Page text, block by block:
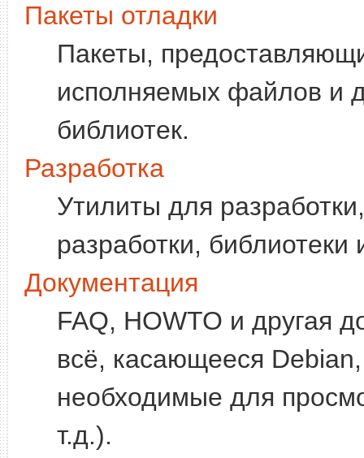
Пакеты отладки
Пакеты,
исполняемых файлов и
библиотек.
Разработка
Утилиты для
разработки, библиотеки
Документация
FAQ, HOWTO и другая
всё, касающееся
необходимые для
т.д.).